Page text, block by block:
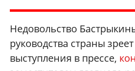
Недовольство
руководства страны
выступления в прессе,